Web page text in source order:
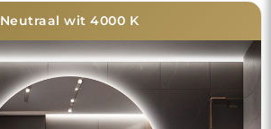
Neutraal wit 4000 K